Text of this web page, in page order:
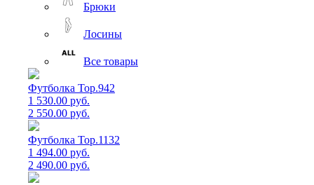
Брюки
Лосины
Все товары
Футболка Top.942
1 530.00 руб.
2 550.00 руб.
Футболка Top.1132
1 494.00 руб.
2 490.00 руб.